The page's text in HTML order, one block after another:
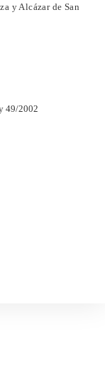
y Alcázar de San
49/2002